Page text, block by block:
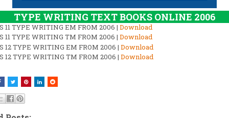
TYPE WRITING TEXT BOOKS ONLINE 2006
11 TYPE WRITING EM FROM 2006 | Download
11 TYPE WRITING TM FROM 2006 | Download
12 TYPE WRITING EM FROM 2006 | Download
12 TYPE WRITING TM FROM 2006 | Download